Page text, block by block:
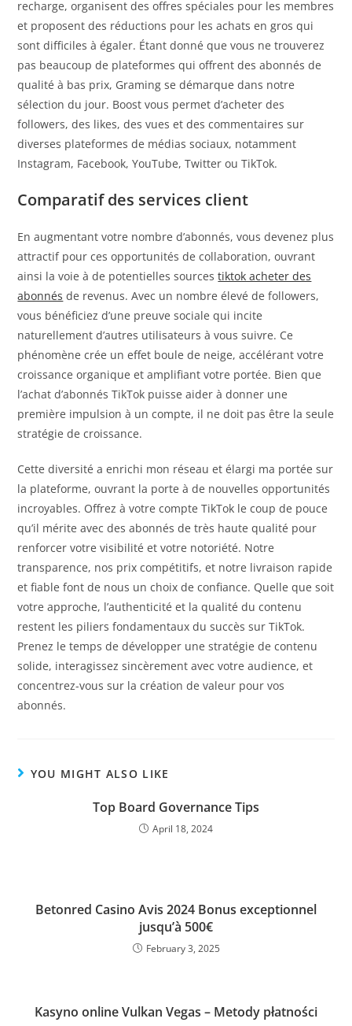
recharge, organisent des offres spéciales pour les membres
et proposent des réductions pour les achats en gros qui
sont difficiles à égaler. Étant donné que vous ne trouverez
pas beaucoup de plateformes qui offrent des abonnés de
qualité à bas prix, Graming se démarque dans notre
sélection du jour. Boost vous permet d’acheter des
followers, des likes, des vues et des commentaires sur
diverses plateformes de médias sociaux, notamment
Instagram, Facebook, YouTube, Twitter ou TikTok.
Comparatif des services client
En augmentant votre nombre d’abonnés, vous devenez plus
attractif pour ces opportunités de collaboration, ouvrant
ainsi la voie à de potentielles sourcestiktok acheter des
abonnés de revenus. Avec un nombre élevé de followers,
vous bénéficiez d’une preuve sociale qui incite
naturellement d’autres utilisateurs à vous suivre. Ce
phénomène crée un effet boule de neige, accélérant votre
croissance organique et amplifiant votre portée. Bien que
l’achat d’abonnés TikTok puisse aider à donner une
première impulsion à un compte, il ne doit pas être la seule
stratégie de croissance.
Cette diversité a enrichi mon réseau et élargi ma portée sur
la plateforme, ouvrant la porte à de nouvelles opportunités
incroyables. Offrez à votre compte TikTok le coup de pouce
qu’il mérite avec des abonnés de très haute qualité pour
renforcer votre visibilité et votre notoriété. Notre
transparence, nos prix compétitifs, et notre livraison rapide
et fiable font de nous un choix de confiance. Quelle que soit
votre approche, l’authenticité et la qualité du contenu
restent les piliers fondamentaux du succès sur TikTok.
Prenez le temps de développer une stratégie de contenu
solide, interagissez sincèrement avec votre audience, et
concentrez-vous sur la création de valeur pour vos
abonnés.
YOU MIGHT ALSO LIKE
Top Board Governance Tips
April 18, 2024
Betonred Casino Avis 2024 Bonus exceptionnel
jusqu’à 500€
February 3, 2025
Kasyno online Vulkan Vegas – Metody płatności